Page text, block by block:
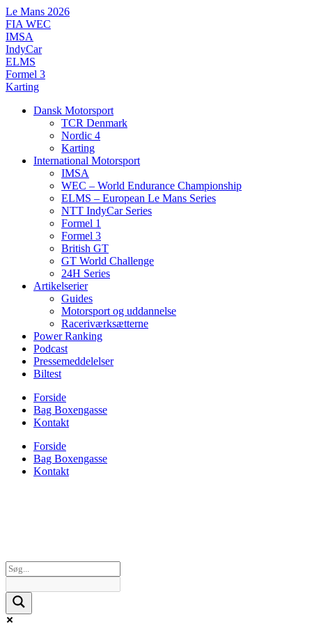
Videre
til
indhold
Le Mans 2026
FIA WEC
IMSA
IndyCar
ELMS
Formel 3
Karting
Dansk Motorsport
TCR Denmark
Nordic 4
Karting
International Motorsport
IMSA
WEC – World Endurance Championship
ELMS – European Le Mans Series
NTT IndyCar Series
Formel 1
Formel 3
British GT
GT World Challenge
24H Series
Artikelserier
Guides
Motorsport og uddannelse
Raceriværksætterne
Power Ranking
Podcast
Pressemeddelelser
Biltest
Forside
Bag Boxengasse
Kontakt
Forside
Bag Boxengasse
Kontakt